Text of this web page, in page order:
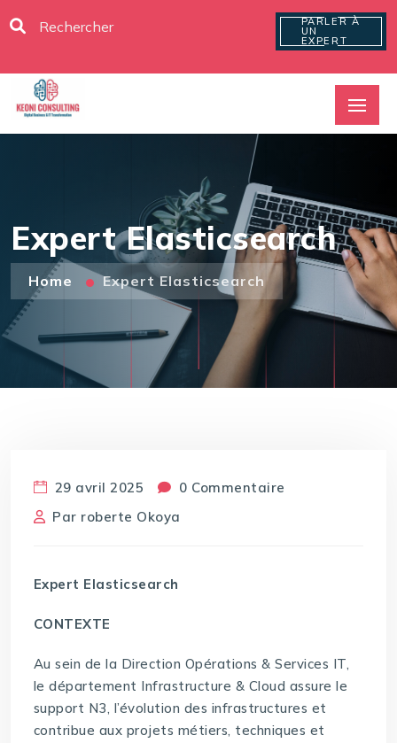
PARLER À
UN
EXPERT
Expert Elasticsearch
Home Expert Elasticsearch
29 avril 2025
0 Commentaire
Par roberte Okoya
Expert Elasticsearch
CONTEXTE
Au sein de la Direction Opérations & Services IT,
le département Infrastructure & Cloud assure le
support N3, l’évolution des infrastructures et
contribue aux projets métiers, techniques et